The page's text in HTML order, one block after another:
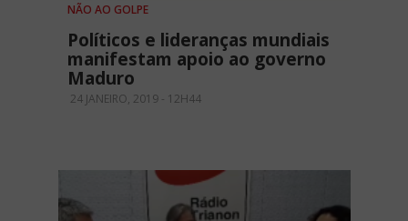
NÃO AO GOLPE
Políticos e lideranças mundiais
manifestam apoio ao governo
Maduro
24 JANEIRO, 2019 - 12H44